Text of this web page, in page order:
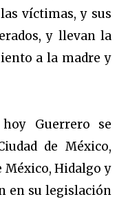
víctimas, y sus
y llevan la
a la madre y
Guerrero se
de México,
México, Hidalgo y
en su legislación